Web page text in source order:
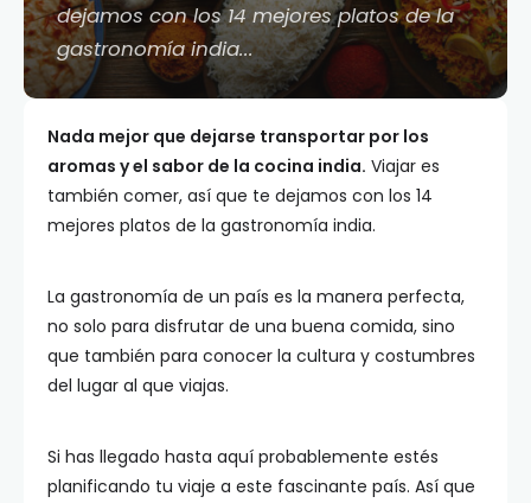
dejamos con los 14 mejores platos de la
gastronomía india...
Nada mejor que dejarse transportar por los
aromas y el sabor de la cocina india. Viajar es
también comer, así que te dejamos con los 14
mejores platos de la gastronomía india.
La gastronomía de un país es la manera perfecta,
no solo para disfrutar de una buena comida, sino
que también para conocer la cultura y costumbres
del lugar al que viajas.
Si has llegado hasta aquí probablemente estés
planificando tu viaje a este fascinante país. Así que